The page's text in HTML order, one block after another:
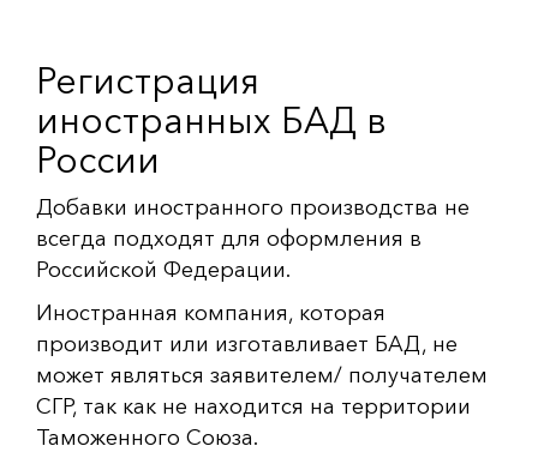
Регистрация
иностранных БАД в
России
Добавки иностранного производства не
всегда подходят для оформления в
Российской Федерации.
Иностранная компания, которая
производит или изготавливает БАД, не
может являться заявителем/ получателем
СГР, так как не находится на территории
Таможенного Союза.